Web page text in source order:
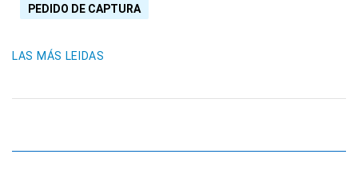
PEDIDO DE CAPTURA
LAS MÁS LEIDAS